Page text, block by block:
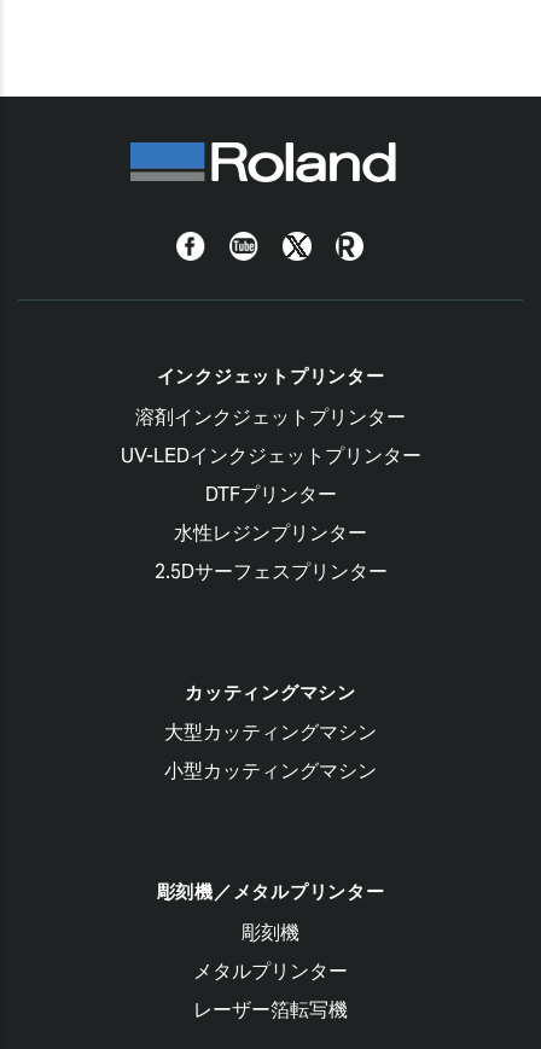
FacebookYouTubeTwitterRoland
インクジェットプリンター
溶剤インクジェットプリンター
UV-LEDインクジェットプリンター
DTFプリンター
水性レジンプリンター
2.5Dサーフェスプリンター
カッティングマシン
大型カッティングマシン
小型カッティングマシン
彫刻機／メタルプリンター
彫刻機
メタルプリンター
レーザー箔転写機